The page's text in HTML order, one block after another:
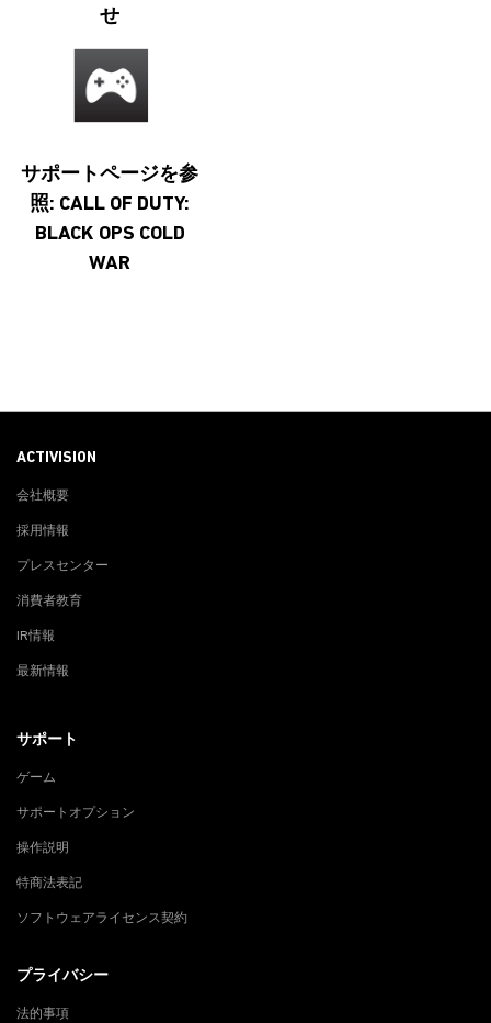
せ
サポートページを参
照: CALL OF DUTY:
BLACK OPS COLD
WAR
ACTIVISION
会社概要
採用情報
プレスセンター
消費者教育
IR情報
最新情報
サポート
ゲーム
サポートオプション
操作説明
特商法表記
ソフトウェアライセンス契約
プライバシー
法的事項